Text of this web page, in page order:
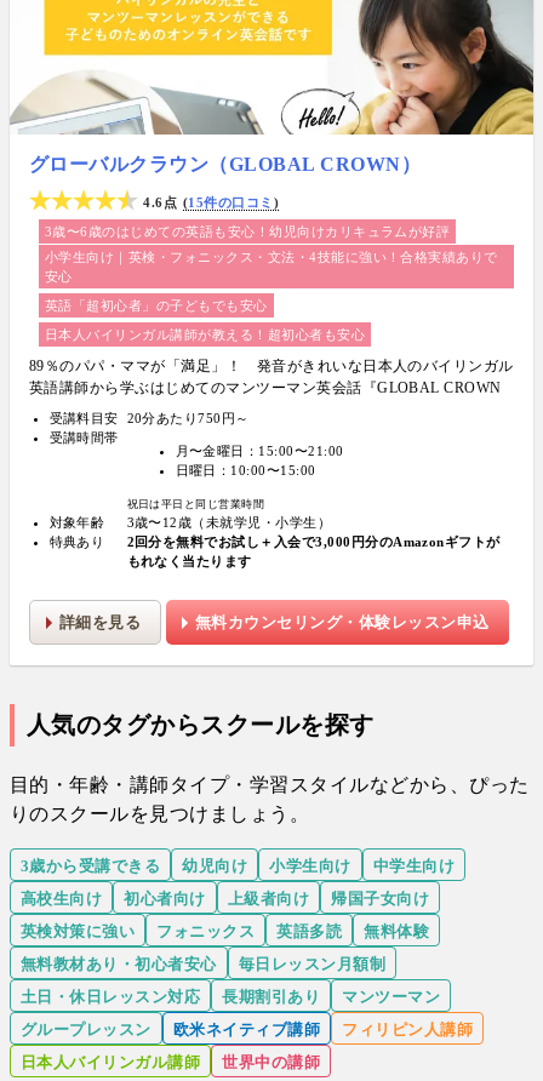
グローバルクラウン（GLOBAL CROWN）
4.6点
15件の口コミ
3歳〜6歳のはじめての英語も安心！幼児向けカリキュラムが好評
小学生向け｜英検・フォニックス・文法・4技能に強い！合格実績ありで
安心
英語「超初心者」の子どもでも安心
日本人バイリンガル講師が教える！超初心者も安心
89％のパパ・ママが「満足」！ 発音がきれいな日本人のバイリンガル
英語講師から学ぶはじめてのマンツーマン英会話『GLOBAL CROWN
（グローバルクラウン）』
受講料目安
20分あたり750円～
受講時間帯
月〜金曜日：15:00〜21:00
日曜日：10:00〜15:00
祝日は平日と同じ営業時間
対象年齢
3歳〜12歳（未就学児・小学生）
特典あり
2回分を無料でお試し＋入会で3,000円分のAmazonギフトが
もれなく当たります
詳細を見る 無料カウンセリング・体験レッスン申込
人気のタグからスクールを探す
目的・年齢・講師タイプ・学習スタイルなどから、ぴった
りのスクールを見つけましょう。
3歳から受講できる 幼児向け 小学生向け
中学生向け
高校生向け
初心者向け 上級者向け
帰国子女向け
英検対策に強い
フォニックス 英語多読
無料体験
無料教材あり・初心者安心
毎日レッスン月額制
土日・休日レッスン対応
長期割引あり
マンツーマン
グループレッスン
欧米ネイティブ講師
フィリピン人講師
日本人バイリンガル講師
世界中の講師